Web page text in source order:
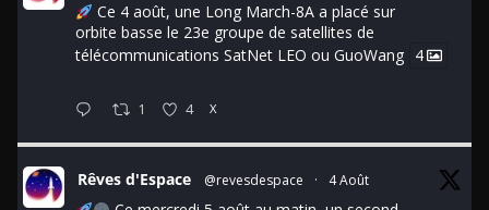
Ce 4 août, une Long March-8A a placé sur
orbite basse le 23e groupe de satellites de
télécommunications SatNet LEO ou GuoWang 4
1 4 X
Rêves d'Espace @revesdespace · 4 Août